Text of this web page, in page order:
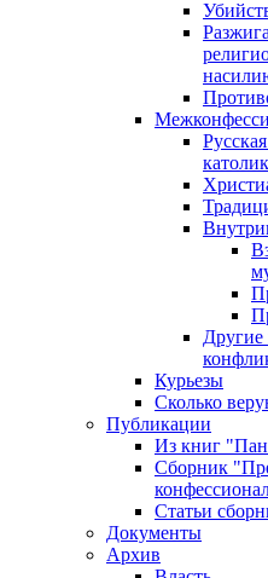
Другие
Курьезы
Сколько
Публикации
Из книг
Сборник
Статьи
Документы
Архив